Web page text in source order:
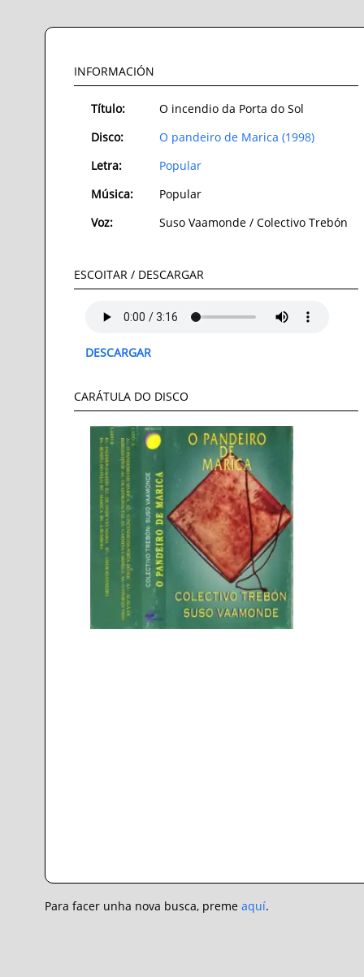
INFORMACIÓN
Título:
O incendio da Porta do Sol
Disco:
O pandeiro de Marica (1998)
Letra:
Popular
Música:
Popular
Voz:
Suso Vaamonde / Colectivo Trebón
ESCOITAR / DESCARGAR
DESCARGAR
CARÁTULA DO DISCO
Para facer unha nova busca, preme aquí.